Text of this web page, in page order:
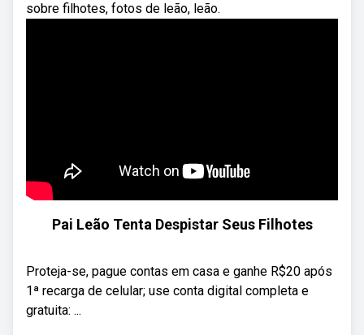
sobre filhotes, fotos de leão, leão.
Pai Leão Tenta Despistar Seus Filhotes
Proteja-se, pague contas em casa e ganhe R$20 após
1ª recarga de celular; use conta digital completa e
gratuita: ...